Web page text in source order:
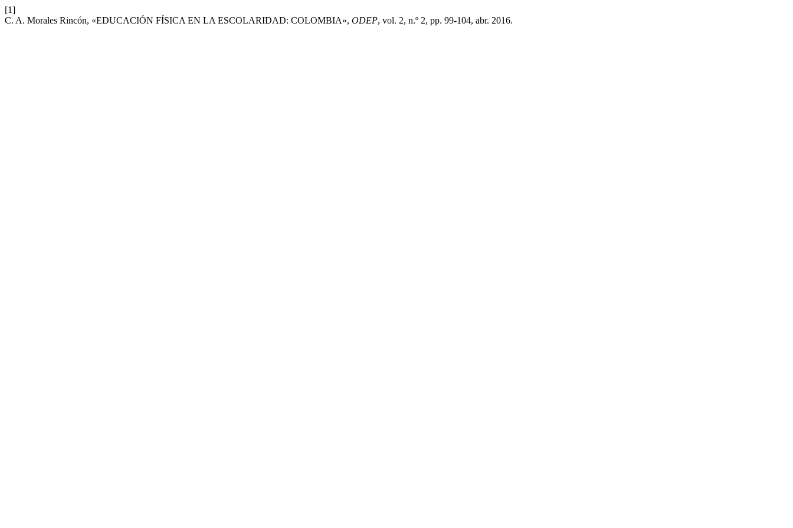
[1]
C. A. Morales Rincón, «EDUCACIÓN FÍSICA EN LA ESCOLARIDAD: COLOMBIA», ODEP, vol. 2, n.º 2, pp. 99-104, abr. 2016.